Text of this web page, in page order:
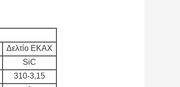
Δελτίο ΕΚΑΧ
SiC
310-3,15